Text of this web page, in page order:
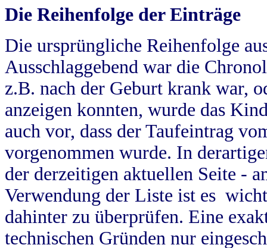
Die Reihenfolge der Einträge
Die ursprüngliche Reihenfolge
Ausschlaggebend war die
z.B. nach der Geburt krank war,
anzeigen konnten, wurde das
auch vor, dass der Taufeintrag
vorgenommen wurde. In
der derzeitigen aktuellen Seite -
Verwendung der Liste ist es
dahinter zu überprüfen. Eine
technischen Gründen nur